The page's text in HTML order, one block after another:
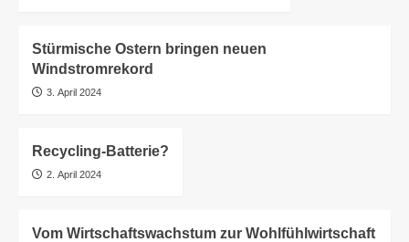
Stürmische Ostern bringen neuen
Windstromrekord
3. April 2024
Recycling-Batterie?
2. April 2024
Vom Wirtschaftswachstum zur Wohlfühlwirtschaft